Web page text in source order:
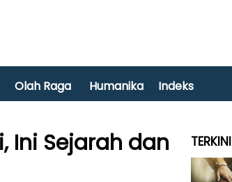
Olah Raga Humanika Indeks
Ini Sejarah dan
TERKINI